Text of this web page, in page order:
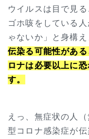
ウイルスは目で見
ゴホ咳をしている
ゃないか」と身構
伝染る可能性があ
ロナは必要以上に
す。
えっ、無症状の人
型コロナ感染症が